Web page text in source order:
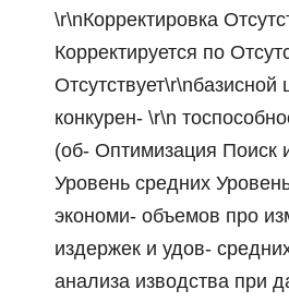
\r\nКорректировка
Корректируется по
конкурен- \r\n
(об- Оптимизация Поиск
Уровень средних
экономи- объемов про
издержек и удов-
анализа изводства при